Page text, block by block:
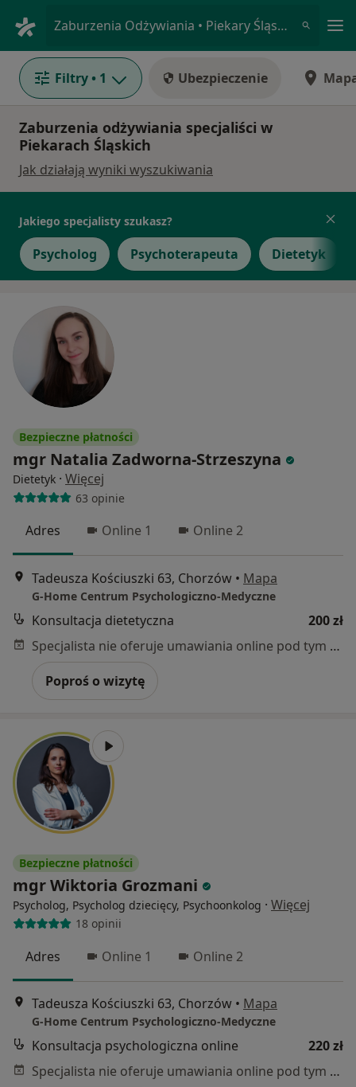
Zaburzenia Odżywiania • Piekary Śląskie, śląskie
Filtry • 1 Ubezpieczenie
Zaburzenia odżywiania specjaliści w
Piekarach Śląskich
Jak działają wyniki wyszukiwania
Jakiego specjalisty szukasz?
Psycholog Psychoterapeuta Dietetyk
Bezpieczne płatności
mgr Natalia Zadworna-Strzeszyna
Dietetyk · Więcej
63 opinie
Adres Online 1 Online 2
Tadeusza Kościuszki 63, Chorzów • Mapa
G-Home Centrum Psychologiczno-Medyczne
Konsultacja dietetyczna
200 zł
Specjalista nie oferuje umawiania online pod tym adresem.
Poproś o wizytę
Bezpieczne płatności
mgr Wiktoria Grozmani
Psycholog, Psycholog dziecięcy, Psychoonkolog · Więcej
18 opinii
Adres Online 1 Online 2
Tadeusza Kościuszki 63, Chorzów • Mapa
G-Home Centrum Psychologiczno-Medyczne
Konsultacja psychologiczna online
220 zł
Specjalista nie oferuje umawiania online pod tym adresem.